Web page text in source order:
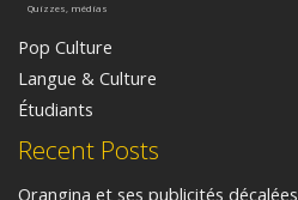
Recent Posts
Orangina et ses publicités décalées
Quizzes, médias
Pop Culture
Langue & Culture
Étudiants